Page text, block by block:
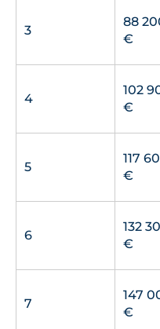
3
88
€
4
102
€
5
117
€
6
132
€
7
147
€